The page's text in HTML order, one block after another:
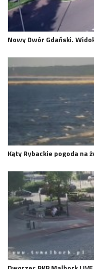
Nowy Dwór Gdański.
Kąty Rybackie pogoda na